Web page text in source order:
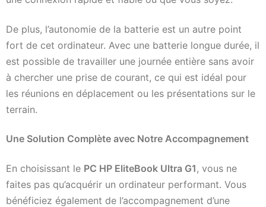
De plus, l’autonomie de la batterie est un autre point
fort de cet ordinateur. Avec une batterie longue durée, il
est possible de travailler une journée entière sans avoir
à chercher une prise de courant, ce qui est idéal pour
les réunions en déplacement ou les présentations sur le
terrain.
Une Solution Complète avec Notre Accompagnement
En choisissant le PC HP EliteBook Ultra G1 , vous ne
faites pas qu’acquérir un ordinateur performant. Vous
bénéficiez également de l’accompagnement d’une